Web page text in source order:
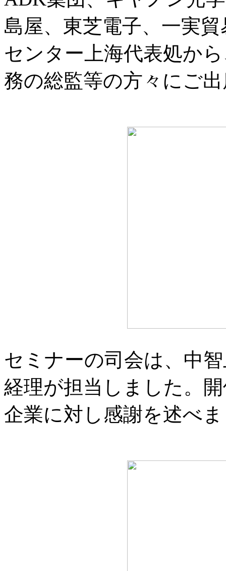
島屋、東芝電子、一実
センター上海代表処か
務の総監等の方々にご
セミナーの司会は、中
経理が担当しました。
企業に対し感謝を述べ